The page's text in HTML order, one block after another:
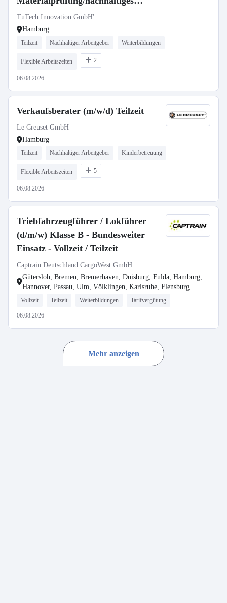
Bauen/Bauingenieurwesen
TuTech Innovation GmbH'
Hamburg
Teilzeit Nachhaltiger Arbeitgeber Weiterbildungen
Flexible Arbeitszeiten 2
06.08.2026
Verkaufsberater (m/w/d) Teilzeit
Le Creuset GmbH
Hamburg
Teilzeit Nachhaltiger Arbeitgeber Kinderbetreuung
Flexible Arbeitszeiten 5
06.08.2026
Triebfahrzeugführer / Lokführer
(d/m/w) Klasse B - Bundesweiter
Einsatz - Vollzeit / Teilzeit
Captrain Deutschland CargoWest GmbH
Gütersloh, Bremen, Bremerhaven, Duisburg, Fulda, Hamburg,
Hannover, Passau, Ulm, Völklingen, Karlsruhe, Flensburg
Vollzeit Teilzeit Weiterbildungen Tarifvergütung
06.08.2026
Mehr anzeigen